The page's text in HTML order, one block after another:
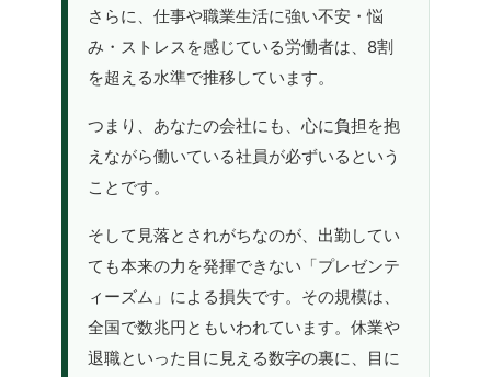
さらに、仕事や職業生活に強い不安・悩
み・ストレスを感じている労働者は、8割
を超える水準で推移しています。
つまり、あなたの会社にも、心に負担を抱
えながら働いている社員が必ずいるという
ことです。
そして見落とされがちなのが、出勤してい
ても本来の力を発揮できない「プレゼンテ
ィーズム」による損失です。その規模は、
全国で数兆円ともいわれています。休業や
退職といった目に見える数字の裏に、目に